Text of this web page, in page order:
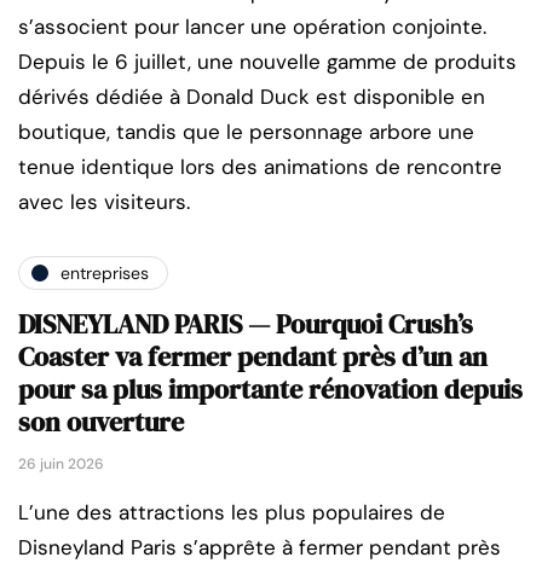
s’associent pour lancer une opération conjointe.
Depuis le 6 juillet, une nouvelle gamme de produits
dérivés dédiée à Donald Duck est disponible en
boutique, tandis que le personnage arbore une
tenue identique lors des animations de rencontre
avec les visiteurs.
entreprises
DISNEYLAND PARIS — Pourquoi Crush’s
Coaster va fermer pendant près d’un an
pour sa plus importante rénovation depuis
son ouverture
26 juin 2026
L’une des attractions les plus populaires de
Disneyland Paris s’apprête à fermer pendant près